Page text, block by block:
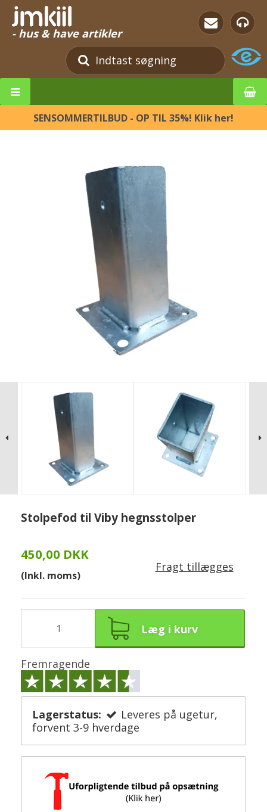
- hus & have artikler
SENSOMMERTILBUD - OP TIL 35%! Klik her!
Stolpefod til Viby hegnsstolper
450,00 DKK
(Inkl. moms)
Fragt tillægges
Læg i kurv
Fremragende
Lagerstatus:
Leveres på ugetur,
forvent 3-9 hverdage